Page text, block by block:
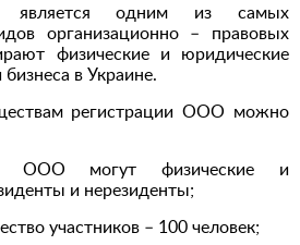
является одним из самых
организационно – правовых
физические и юридические
в Украине.
регистрации ООО можно
ООО могут физические и
и нерезиденты;
участников – 100 человек;